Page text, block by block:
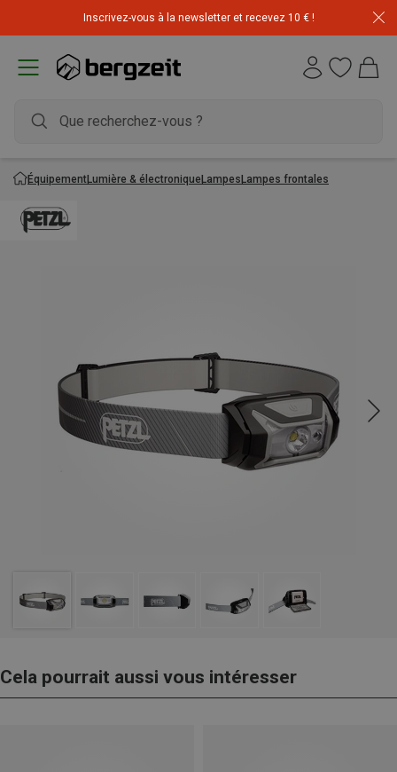
Inscrivez-vous à la newsletter et recevez 10 € !
ÉquipementLumière & électroniqueLampesLampes frontales
Cela pourrait aussi vous intéresser